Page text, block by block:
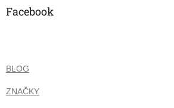
Facebook
BLOG
ZNAČKY